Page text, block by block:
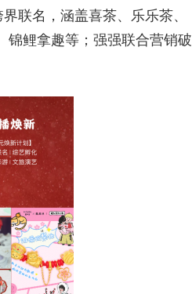
联名，涵盖喜茶、乐乐茶、
锦鲤拿趣等；强强联合营销破